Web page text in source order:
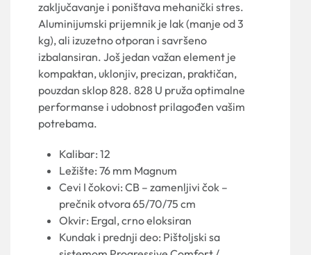
zaključavanje i poništava mehanički stres.
Aluminijumski prijemnik je lak (manje od 3
kg), ali izuzetno otporan i savršeno
izbalansiran. Još jedan važan element je
kompaktan, uklonjiv, precizan, praktičan,
pouzdan sklop 828. 828 U pruža optimalne
performanse i udobnost prilagođen vašim
potrebama.
Kalibar: 12
Ležište: 76 mm Magnum
Cevi I čokovi: CB – zamenljivi čok –
prečnik otvora 65/70/75 cm
Okvir: Ergal, crno eloksiran
Kundak i prednji deo: Pištoljski sa